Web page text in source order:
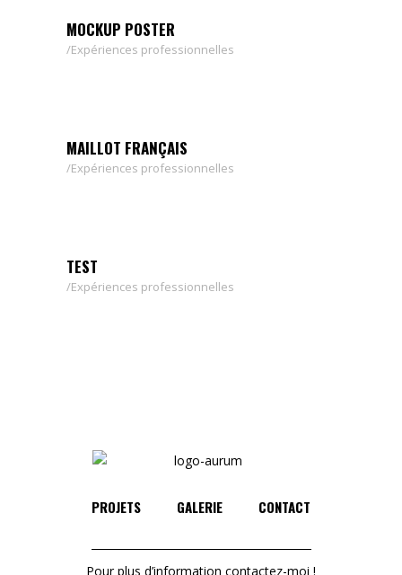
MOCKUP POSTER
Expériences professionnelles
MAILLOT FRANÇAIS
Expériences professionnelles
TEST
Expériences professionnelles
PROJETS GALERIE CONTACT
Pour plus d’information contactez-moi !